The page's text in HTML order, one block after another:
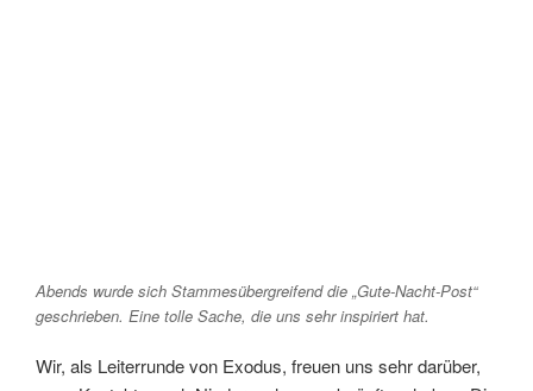
Abends wurde sich Stammesübergreifend die „Gute-Nacht-Post“
geschrieben. Eine tolle Sache, die uns sehr inspiriert hat.
Wir, als Leiterrunde von Exodus, freuen uns sehr darüber,